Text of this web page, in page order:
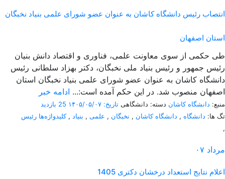
انتصاب رئیس دانشگاه کاشان به عنوان عضو شورای علمی بنیاد نخبگان
استان اصفهان
طی حکمی از سوی معاونت علمی، فناوری و اقتصاد دانش بنیان
رئیس جمهور و رئیس بنیاد ملی نخبگان، دکتر بهزاد سلطانی رئیس
دانشگاه کاشان به عنوان عضو شورای علمی بنیاد نخبگان استان
اصفهان منصوب شد. در این حکم آمده است:... ادامه خبر
منبع: دانشگاه کاشان دسته: دانشگاهی تاریخ: ۱۴۰۵/۰۵/۰۷
25 بازدید
تگ ها: دانشگاه , دانشگاه کاشان , نخبگان , علمی , بنیاد ,کلیدواژه‌ها رئیس
,
۰۷ مرداد
اعلام نتایج استعداد درخشان دکتری 1405